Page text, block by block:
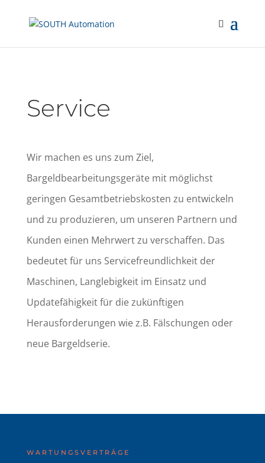
Service
Wir machen es uns zum Ziel,
Bargeldbearbeitungsgeräte mit möglichst
geringen Gesamtbetriebskosten zu entwickeln
und zu produzieren, um unseren Partnern und
Kunden einen Mehrwert zu verschaffen. Das
bedeutet für uns Servicefreundlichkeit der
Maschinen, Langlebigkeit im Einsatz und
Updatefähigkeit für die zukünftigen
Herausforderungen wie z.B. Fälschungen oder
neue Bargeldserie.
WARTUNGSVERTRÄGE